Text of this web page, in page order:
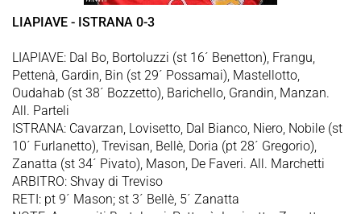
LIAPIAVE - ISTRANA 0-3
LIAPIAVE: Dal Bo, Bortoluzzi (st 16´ Benetton), Frangu,
Pettenà, Gardin, Bin (st 29´ Possamai), Mastellotto,
Oudahab (st 38´ Bozzetto), Barichello, Grandin, Manzan.
All. Parteli
ISTRANA: Cavarzan, Lovisetto, Dal Bianco, Niero, Nobile (st
10´ Furlanetto), Trevisan, Bellè, Doria (pt 28´ Gregorio),
Zanatta (st 34´ Pivato), Mason, De Faveri. All. Marchetti
ARBITRO: Shvay di Treviso
RETI: pt 9´ Mason; st 3´ Bellè, 5´ Zanatta